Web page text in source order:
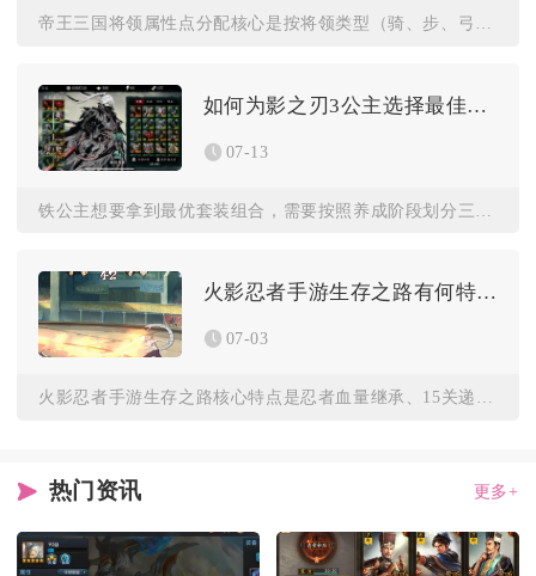
帝王三国将领属性点分配核心是按将领类型（骑、步、弓、勇）与战...
如何为影之刃3公主选择最佳的套装
07-13
火影忍者手游生存之路有何特点
07-03
火影忍者手游生存之路核心特点是忍者血量继承、15关递进难度、...
热门资讯 更多+